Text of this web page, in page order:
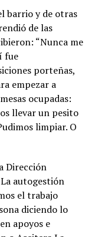
barrio y de otras
de las
“Nunca me
fue
porteñas,
empezar a
ocupadas:
llevar un pesito
limpiar. O
Dirección
autogestión
el trabajo
diciendo lo
apoyos e